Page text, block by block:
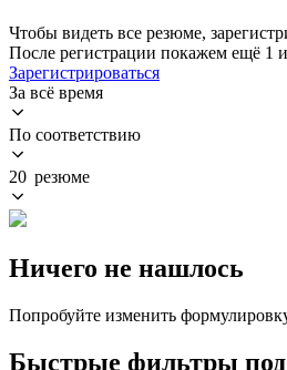
Чтобы видеть все резюме,
После регистрации покажем ещё 1
Зарегистрироваться
За всё время
По соответствию
20 резюме
Ничего не нашлось
Попробуйте изменить
Быстрые фильтры